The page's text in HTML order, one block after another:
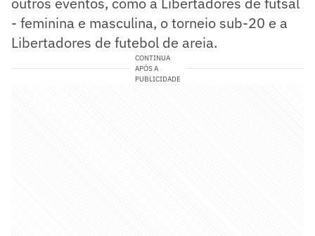
- feminina e masculina, o torneio sub-20 e a
Libertadores de futebol de areia.
CONTINUA
APÓS A
PUBLICIDADE